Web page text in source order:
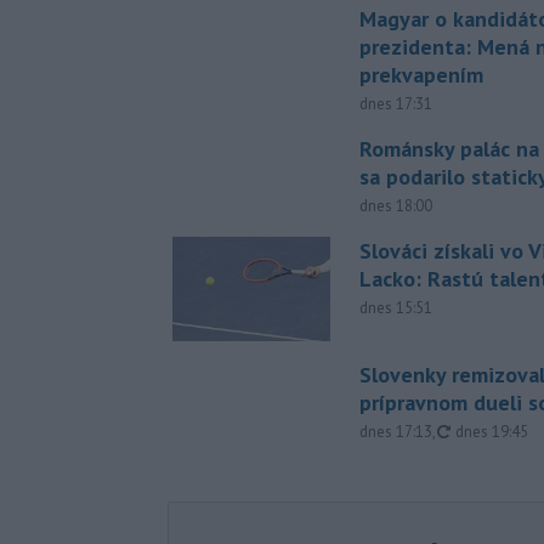
Magyar o
prezidenta: Mená
prekvapením
dnes 17:31
Románsky palác
sa podarilo
dnes 18:00
Slováci získali vo
Lacko: Rastú
dnes 15:51
Slovenky
prípravnom dueli
dnes 17:13, aktualizované
dnes 19:45